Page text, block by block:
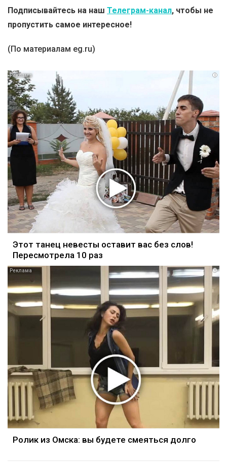
Подписывайтесь на наш Телеграм-канал, чтобы не
пропустить самое интересное!
(По материалам eg.ru)
i
Этот танец невесты оставит вас без слов!
Пересмотрела 10 раз
i
Ролик из Омска: вы будете смеяться долго